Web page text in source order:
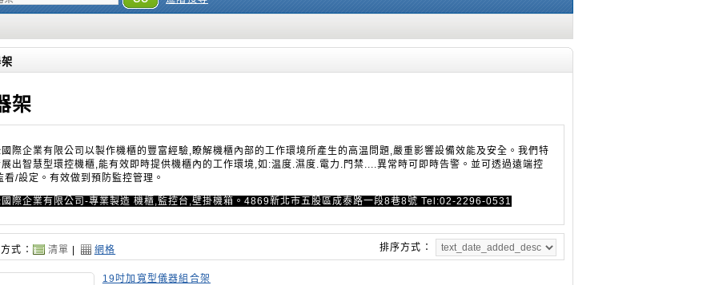
架
際企業有限公司 以製作機櫃的豐富經驗,瞭解機櫃內部的工作環境所產生的高温問題,嚴重影響設備效能及安全。我們特
展出智慧型環控機櫃,能有效即時提供機櫃內的工作環境,如:温度.濕度.電力.門禁....異常時可即時告警。並可透過遠端控
看/設定。有效做到預防監控管理。
國際企業有限公司-專業製造 機櫃,監控台,壁掛機箱。4869新北市五股區成泰路一段8巷8號 Tel:02-2296-0531
式： 清單 網格 排序方式：
19吋加寬型儀器組合架